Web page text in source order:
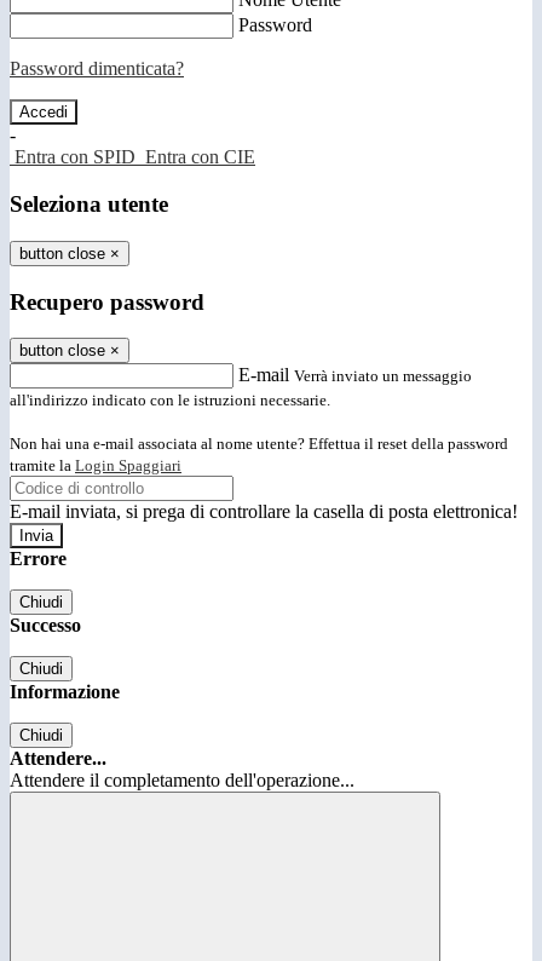
Password
Password dimenticata?
-
Entra con SPID Entra con CIE
Seleziona utente
button close ×
Recupero password
button close ×
E-mail Verrà inviato un messaggio
all'indirizzo indicato con le istruzioni necessarie.
Non hai una e-mail associata al nome utente? Effettua il reset della password
tramite la Login Spaggiari
E-mail inviata, si prega di controllare la casella di posta elettronica!
Errore
Chiudi
Successo
Chiudi
Informazione
Chiudi
Attendere...
Attendere il completamento dell'operazione...